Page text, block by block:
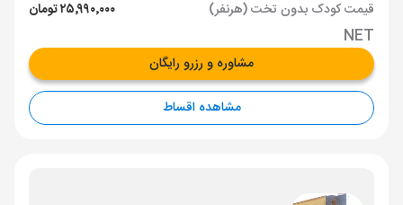
قیمت کودک بدون تخت (هرنفر)
۲۵٬۹۹۰٬۰۰۰ تومان
NET
مشاوره و رزرو رایگان
مشاهده اقساط